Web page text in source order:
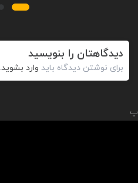
دیدگاهتان را بنویسید
برای نوشتن دیدگاه باید وارد بشوید.
پ